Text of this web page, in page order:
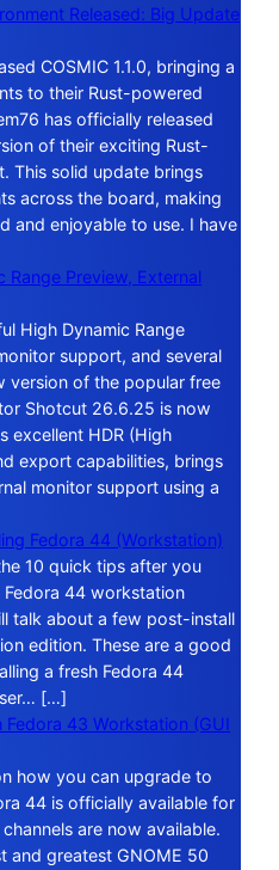
Released: Big Update
COSMIC 1.1.0, bringing a
to their Rust-powered
has officially released
of their exciting Rust-
This solid update brings
across the board, making
and enjoyable to use. I have
Preview, External
High Dynamic Range
support, and several
version of the popular free
Shotcut 26.6.25 is now
excellent HDR (High
export capabilities, brings
monitor support using a
Fedora 44 (Workstation)
10 quick tips after you
Fedora 44 workstation
talk about a few post-install
edition. These are a good
a fresh Fedora 44
[…]
43 Workstation (GUI
how you can upgrade to
44 is officially available for
are now available.
and greatest GNOME 50